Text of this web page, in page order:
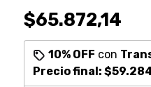
$65.872,14
10% OFF con
Precio final: